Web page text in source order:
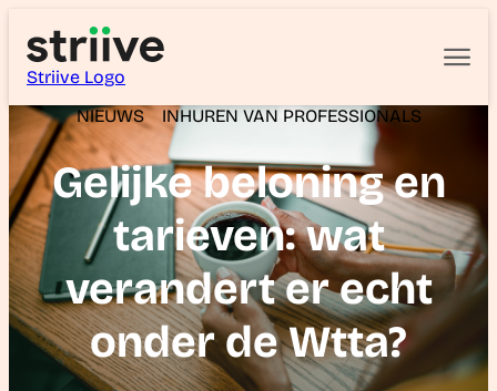
Striive Logo
NIEUWS
INHUREN VAN PROFESSIONALS
Gelijke beloning en
tarieven: wat
verandert er echt
onder de Wtta?